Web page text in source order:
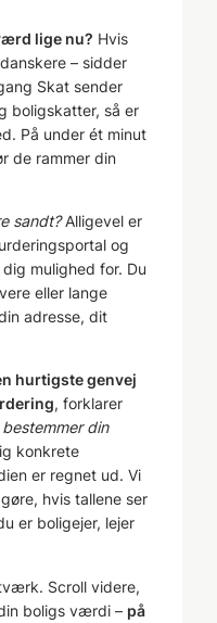
lige nu? Hvis
– sidder
Skat sender
boligskatter, så er
På under ét minut
de rammer din
sandt?Alligevel er
og
mulighed for. Du
eller lange
adresse, dit
hurtigste genvej
, forklarer
din
konkrete
er regnet ud. Vi
hvis tallene ser
er boligejer, lejer
Scroll videre,
boligs værdi – på